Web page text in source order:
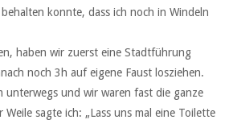
konnte, dass ich noch in Windeln
haben wir zuerst eine Stadtführung
noch 3h auf eigene Faust losziehen.
unterwegs und wir waren fast die ganze
sagte ich: „Lass uns mal eine Toilette